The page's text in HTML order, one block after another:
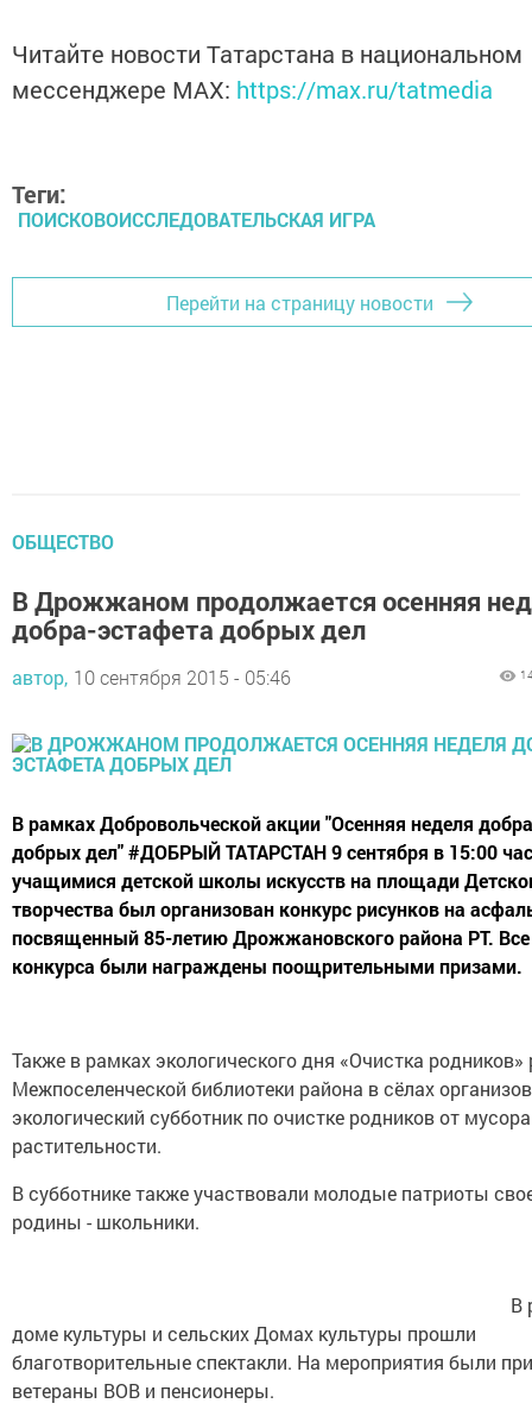
Читайте новости Татарстана в национальном
мессенджере MАХ: https://max.ru/tatmedia
Теги:
ПОИСКОВОИССЛЕДОВАТЕЛЬСКАЯ ИГРА
Перейти на страницу новости
ОБЩЕСТВО
В Дрожжаном продолжается осенняя
добра-эстафета добрых дел
автор, 10 сентября 2015 - 05:46
В рамках Добровольческой акции "Осенняя неделя
добрых дел" #ДОБРЫЙ ТАТАРСТАН 9 сентября в 15:00
учащимися детской школы искусств на площади
творчества был организован конкурс рисунков на
посвященный 85-летию Дрожжановского района РТ. Все
конкурса были награждены поощрительными призами.
Также в рамках экологического дня «Очистка родников»
Межпоселенческой библиотеки района в сёлах
экологический субботник по очистке родников от
растительности.
В субботнике также участвовали молодые патриоты
родины - школьники.
В
доме культуры и сельских Домах культуры прошли
благотворительные спектакли. На мероприятия были
ветераны ВОВ и пенсионеры.